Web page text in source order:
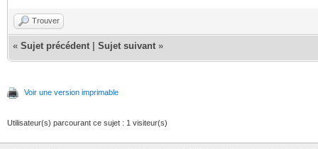
Trouver
« Sujet précédent Sujet suivant »
Voir une version imprimable
Utilisateur(s) parcourant ce sujet : 1 visiteur(s)